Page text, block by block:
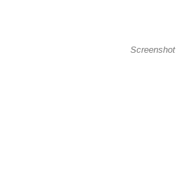
Screenshot